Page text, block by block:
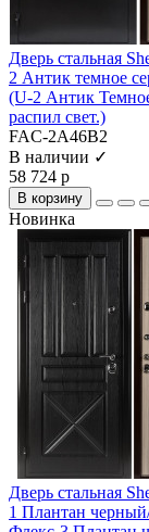
Дверь стальная
2 Антик темное
(U-2 Антик
распил свет.)
FAC-2A46B2
В наличии ✓
58 724 р
В корзину
Новинка
Дверь стальная
1 Плантан